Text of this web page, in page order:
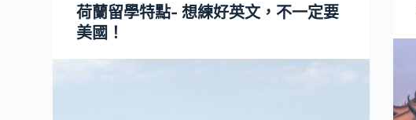
荷蘭留學特點- 想練好英文，不一定要
美國！